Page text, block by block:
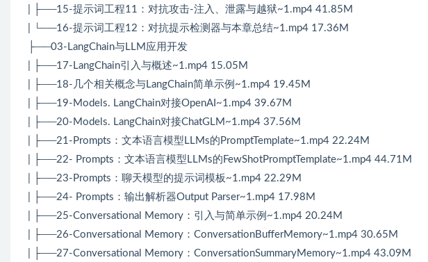
| ├──15-提示词工程11：对抗攻击-注入、泄露与越狱~1.mp4 41.85M
| └──16-提示词工程12：对抗提示检测器与本章总结~1.mp4 17.36M
├──03-LangChain与LLM应用开发
| ├──17-LangChain引入与概述~1.mp4 15.05M
| ├──18-几个相关概念与LangChain简单示例~1.mp4 19.45M
| ├──19-Models. LangChain对接OpenAI~1.mp4 39.67M
| ├──20-Models. LangChain对接ChatGLM~1.mp4 37.56M
| ├──21-Prompts：文本语言模型LLMs的PromptTemplate~1.mp4 22.24M
| ├──22- Prompts：文本语言模型LLMs的FewShotPromptTemplate~1.mp4 44.71M
| ├──23-Prompts：聊天模型的提示词模板~1.mp4 22.29M
| ├──24- Prompts：输出解析器Output Parser~1.mp4 17.98M
| ├──25-Conversational Memory：引入与简单示例~1.mp4 20.24M
| ├──26-Conversational Memory：ConversationBufferMemory~1.mp4 30.65M
| ├──27-Conversational Memory：ConversationSummaryMemory~1.mp4 43.09M